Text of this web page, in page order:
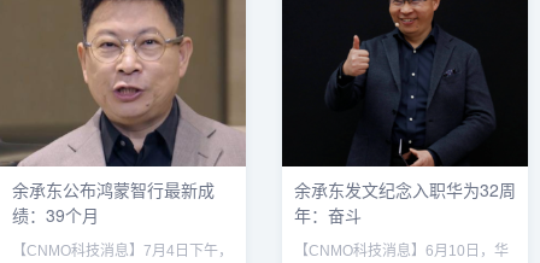
上巅峰！”同日，享界汽车官方宣
布，华为与北汽将共同打造“享界品
牌战略共同体”，未来将在技术、制
造、服务等领域深度协同，推动品
牌全面升级。据官方披露，享界品
牌将在未来三年内投入200亿元资
金，重点围绕设计、智能辅助...
度重视和信心。余承东微信新头像
据华为官网信息，余承东出生于
1969年，毕业于清华大学，硕士。
1993年，余承东正式加入华为，历
任3G产品总监、无线产品行销副总
裁、无线产品线总裁、欧洲片区总
裁、战略与Marketing...
余承东公布鸿蒙智行最新成
绩：39个月
【CNMO科技消息】7月4日下午，
余承东发文纪念入职华为32周
年：奋斗
【CNMO科技消息】6月10日，华